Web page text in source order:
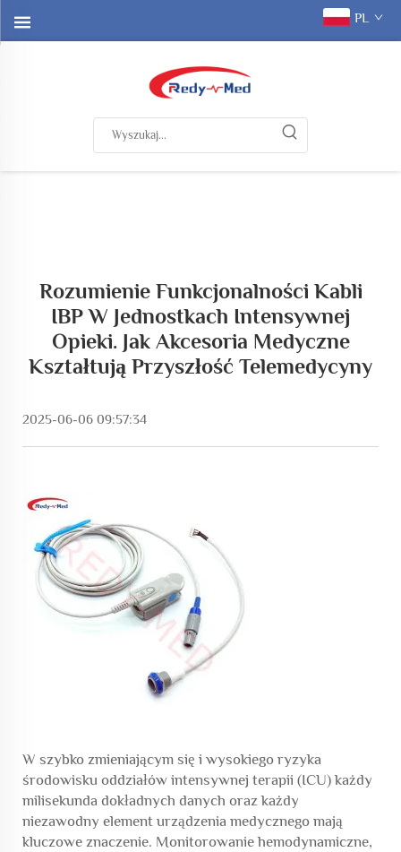
PL
Rozumienie Funkcjonalności Kabli
IBP W Jednostkach Intensywnej
Opieki. Jak Akcesoria Medyczne
Kształtują Przyszłość Telemedycyny
2025-06-06 09:57:34
W szybko zmieniającym się i wysokiego ryzyka
środowisku oddziałów intensywnej terapii (ICU) każdy
milisekunda dokładnych danych oraz każdy
niezawodny element urządzenia medycznego mają
kluczowe znaczenie. Monitorowanie hemodynamiczne,